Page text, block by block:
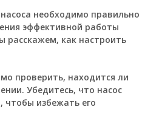
необходимо правильно
эффективной работы
расскажем, как настроить
проверить, находится ли
Убедитесь, что насос
чтобы избежать его